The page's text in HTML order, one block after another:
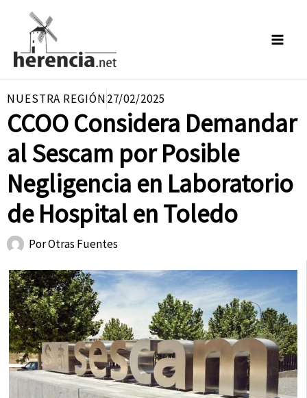
contenido
NUESTRA REGIÓN27/02/2025
CCOO Considera Demandar
al Sescam por Posible
Negligencia en Laboratorio
de Hospital en Toledo
PorOtras Fuentes